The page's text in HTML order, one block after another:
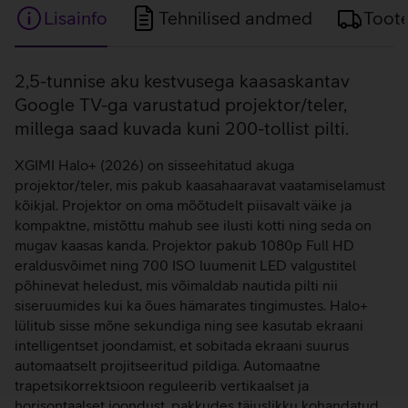
Lisainfo Tehnilised andmed
Lisainfo
2,5-tunnise aku kestvusega kaasaskantav
Google TV-ga varustatud projektor/teler,
millega saad kuvada kuni 200-tollist pilti.
XGIMI Halo+ (2026) on sisseehitatud akuga
projektor/teler, mis pakub kaasahaaravat vaatamiselamust
kõikjal. Projektor on oma mõõtudelt piisavalt väike ja
kompaktne, mistõttu mahub see ilusti kotti ning seda on
mugav kaasas kanda. Projektor pakub 1080p Full HD
eraldusvõimet ning 700 ISO luumenit LED valgustitel
põhinevat heledust, mis võimaldab nautida pilti nii
siseruumides kui ka õues hämarates tingimustes. Halo+
lülitub sisse mõne sekundiga ning see kasutab ekraani
intelligentset joondamist, et sobitada ekraani suurus
automaatselt projitseeritud pildiga. Automaatne
trapetsikorrektsioon reguleerib vertikaalset ja